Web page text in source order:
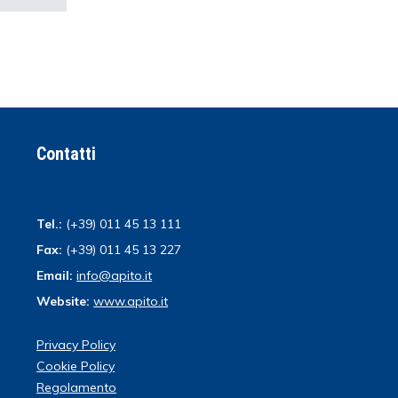
Contatti
Tel.: (+39) 011 45 13 111
Fax: (+39) 011 45 13 227
Email: info@apito.it
Website: www.apito.it
Privacy Policy
Cookie Policy
Regolamento